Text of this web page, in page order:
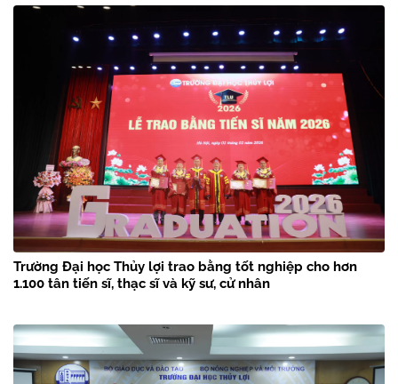
Trường Đại học Thủy lợi trao bằng tốt nghiệp cho hơn
1.100 tân tiến sĩ, thạc sĩ và kỹ sư, cử nhân